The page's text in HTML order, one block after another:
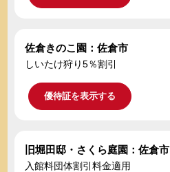
佐倉きのこ園：佐倉市
しいたけ狩り5％割引
優待証を表示する
旧堀田邸・さくら庭園：佐倉市
入館料団体割引料金適用